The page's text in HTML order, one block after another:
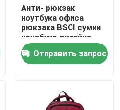
Анти- рюкзак
ноутбука офиса
рюкзака BSCI сумки
ноутбука дизайна
похищения
Отправить запрос